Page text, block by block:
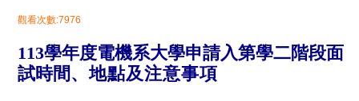
觀看次數:7976
113學年度電機系大學申請入第學二階段面
試時間 、地點及注意事項